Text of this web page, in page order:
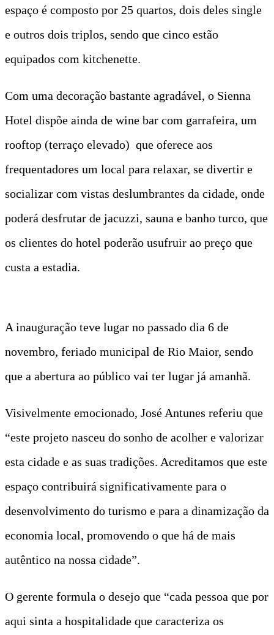
espaço é composto por 25 quartos, dois deles single
e outros dois triplos, sendo que cinco estão
equipados com kitchenette.
Com uma decoração bastante agradável, o Sienna
Hotel dispõe ainda de wine bar com garrafeira, um
rooftop (terraço elevado) que oferece aos
frequentadores um local para relaxar, se divertir e
socializar com vistas deslumbrantes da cidade, onde
poderá desfrutar de jacuzzi, sauna e banho turco, que
os clientes do hotel poderão usufruir ao preço que
custa a estadia.
A inauguração teve lugar no passado dia 6 de
novembro, feriado municipal de Rio Maior, sendo
que a abertura ao público vai ter lugar já amanhã.
Visivelmente emocionado, José Antunes referiu que
“este projeto nasceu do sonho de acolher e valorizar
esta cidade e as suas tradições. Acreditamos que este
espaço contribuirá significativamente para o
desenvolvimento do turismo e para a dinamização da
economia local, promovendo o que há de mais
autêntico na nossa cidade”.
O gerente formula o desejo que “cada pessoa que por
aqui sinta a hospitalidade que caracteriza os